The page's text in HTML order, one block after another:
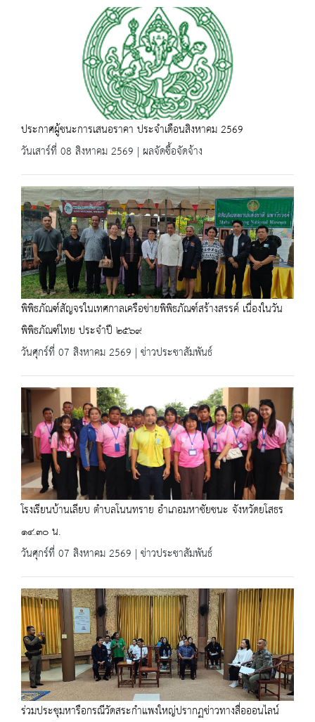
ประกาศผู้ชนะการเสนอราคา ประจำเดือนสิงหาคม 2569
วันเสาร์ที่ 08 สิงหาคม 2569 | ผลจัดซื้อจัดจ้าง
พิพิธภัณฑ์สัญจรในเทศกาลเครือข่ายพิพิธภัณฑ์สร้างสรรค์ เนื่องในวัน
พิพิธภัณฑ์ไทย ประจำปี ๒๕๖๙
วันศุกร์ที่ 07 สิงหาคม 2569 | ข่าวประชาสัมพันธ์
โรงเรียนบ้านเลียบ ตำบลโนนทราย อำเภอมหาชัยชนะ จังหวัดยโสธร
๑๔.๓๐ น.
วันศุกร์ที่ 07 สิงหาคม 2569 | ข่าวประชาสัมพันธ์
ร่วมประชุมหารือกรณีวัดสระกำแพงใหญ่ปรากฏข่าวทางสื่อออนไลน์